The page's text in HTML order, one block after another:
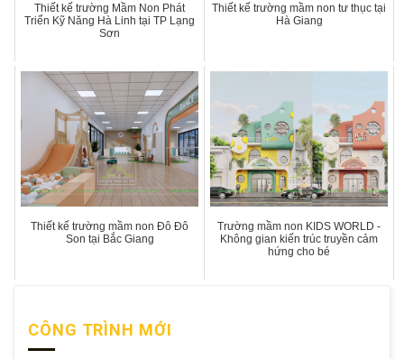
Thiết kế trường Mầm Non Phát
Triển Kỹ Năng Hà Linh tại TP Lạng
Sơn
Thiết kế trường mầm non tư thục tại
Hà Giang
Thiết kế trường mầm non Đô Đô
Son tại Bắc Giang
Trường mầm non KIDS WORLD -
Không gian kiến trúc truyền cảm
hứng cho bé
CÔNG TRÌNH MỚI